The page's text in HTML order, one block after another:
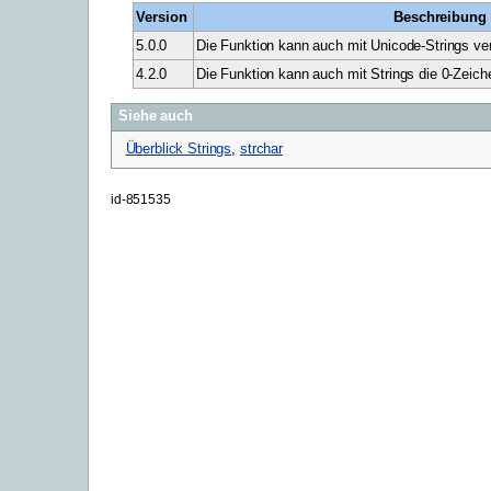
Version
Beschreibung
5.0.0
Die Funktion kann auch mit Unicode-Strings
4.2.0
Die Funktion kann auch mit Strings die 0-
Siehe auch
Überblick Strings, strchar
id-851535